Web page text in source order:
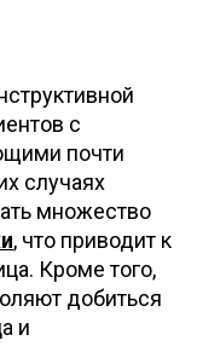
с
почти
случаях
множество
, что приводит к
Кроме того,
добиться
и